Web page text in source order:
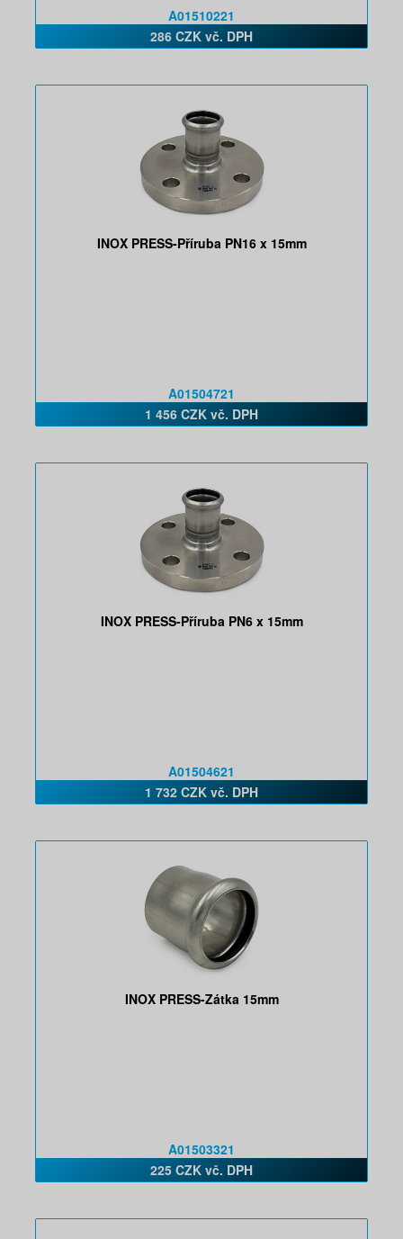
A01510221
286 CZK vč. DPH
INOX PRESS-Příruba PN16 x 15mm
A01504721
1 456 CZK vč. DPH
INOX PRESS-Příruba PN6 x 15mm
A01504621
1 732 CZK vč. DPH
INOX PRESS-Zátka 15mm
A01503321
225 CZK vč. DPH